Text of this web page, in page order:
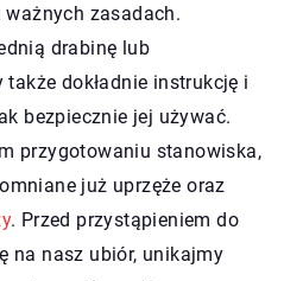
zasadach.
drabinę lub
dokładnie instrukcję i
bezpiecznie jej używać.
przygotowaniu stanowiska,
już uprzęże oraz
. Przed przystąpieniem do
na nasz ubiór, unikajmy